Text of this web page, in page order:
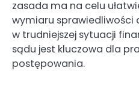
zasada ma na celu
wymiaru sprawiedliwości
w trudniejszej sytuacji
sądu jest kluczowa dla
postępowania.